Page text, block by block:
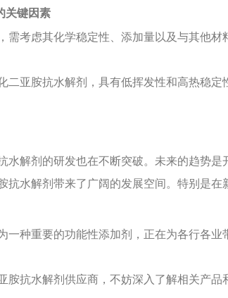
关键因素
需考虑其化学稳定性、添加量以及与其他
二亚胺抗水解剂，具有低挥发性和高热稳定
水解剂的研发也在不断突破。未来的趋势
抗水解剂带来了广阔的发展空间。特别是在
一种重要的功能性添加剂，正在为各行各
胺抗水解剂供应商，不妨深入了解相关产